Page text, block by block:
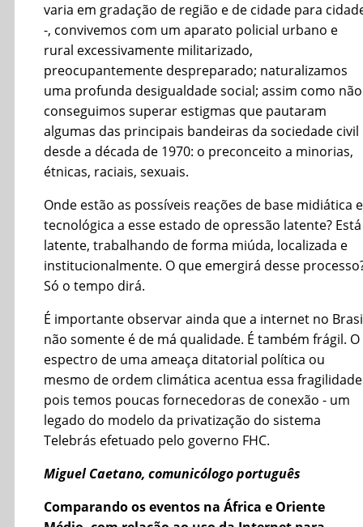
varia em gradação de região e de cidade para
-, convivemos com um aparato policial urbano e
rural excessivamente militarizado,
preocupantemente despreparado; naturalizamos
uma profunda desigualdade social; assim como não
conseguimos superar estigmas que pautaram
algumas das principais bandeiras da sociedade civil
desde a década de 1970: o preconceito a minorias,
étnicas, raciais, sexuais.
Onde estão as possíveis reações de base midiática e
tecnológica a esse estado de opressão latente? Está
latente, trabalhando de forma miúda, localizada e
institucionalmente. O que emergirá desse
Só o tempo dirá.
É importante observar ainda que a internet no
não somente é de má qualidade. É também frágil. O
espectro de uma ameaça ditatorial política ou
mesmo de ordem climática acentua essa fragilidade
pois temos poucas fornecedoras de conexão - um
legado do modelo da privatização do sistema
Telebrás efetuado pelo governo FHC.
Miguel Caetano, comunicólogo português
Comparando os eventos na África e Oriente